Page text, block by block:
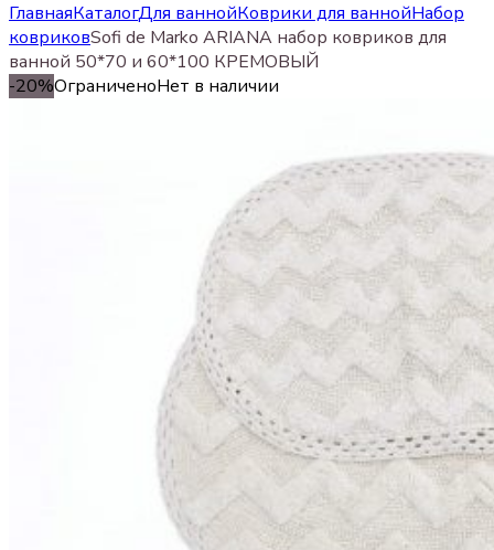
ГлавнаяКаталогДля ваннойКоврики для ваннойНабор
ковриковSofi de Marko ARIANA набор ковриков для
ванной 50*70 и 60*100 КРЕМОВЫЙ
-20%ОграниченоНет в наличии